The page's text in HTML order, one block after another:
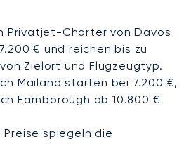
Privatjet-Charter von Davos
€ und reichen bis zu
Zielort und Flugzeugtyp.
Mailand starten bei 7.200 €,
Farnborough ab 10.800 €
spiegeln die